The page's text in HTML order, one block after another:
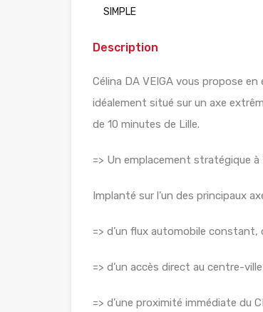
SIMPLE
Description
Célina DA VEIGA vous propose
idéalement situé sur un axe
de 10 minutes de Lille.
=> Un emplacement stratégique
Implanté sur l’un des principaux
=> d’un flux automobile
=> d’un accès direct au centre-
=> d’une proximité immédiate du